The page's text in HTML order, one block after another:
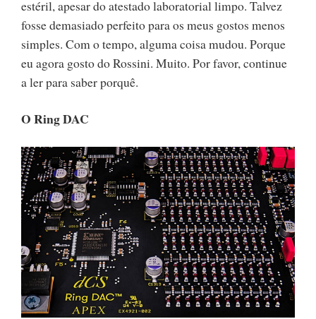
estéril, apesar do atestado laboratorial limpo. Talvez
fosse demasiado perfeito para os meus gostos menos
simples. Com o tempo, alguma coisa mudou. Porque
eu agora gosto do Rossini. Muito. Por favor, continue
a ler para saber porquê.
O Ring DAC